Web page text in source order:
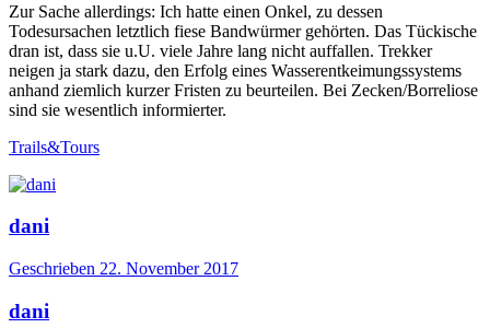
Zur Sache allerdings: Ich hatte einen Onkel, zu dessen
Todesursachen letztlich fiese Bandwürmer gehörten. Das Tückische
dran ist, dass sie u.U. viele Jahre lang nicht auffallen. Trekker
neigen ja stark dazu, den Erfolg eines Wasserentkeimungssystems
anhand ziemlich kurzer Fristen zu beurteilen. Bei Zecken/Borreliose
sind sie wesentlich informierter.
Trails&Tours
dani
Geschrieben 22. November 2017
dani